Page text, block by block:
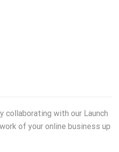
collaborating with our Launch
of your online business up